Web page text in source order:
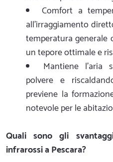
Comfort a
all'irraggiamento
temperatura generale
un tepore ottimale e
Mantiene l'aria
polvere e
previene la
notevole per le
Quali sono gli
infrarossi a Pescara?